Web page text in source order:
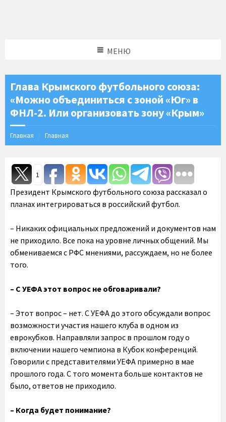
МЕНЮ
Глава Крымского футбольного союза:
«Можно объединиться с зоной «Юг» в
ФНЛ-2. Или организовать зону «Крым»
Главная Главная
1
Президент Крымского футбольного союза рассказал о
планах интегрироваться в российский футбол.
– Никаких официальных предложений и документов нам
не приходило. Все пока на уровне личных общений. Мы
обмениваемся с РФС мнениями, рассуждаем, но не более
того.
– С УЕФА этот вопрос не обговаривали?
– Этот вопрос – нет. С УЕФА до этого обсуждали вопрос
возможности участия нашего клуба в одном из
еврокубков. Направляли запрос в прошлом году о
включении нашего чемпиона в Кубок конференций.
Говорили с представителями УЕФА примерно в мае
прошлого года. С того момента больше контактов не
было, ответов не приходило.
– Когда будет понимание?